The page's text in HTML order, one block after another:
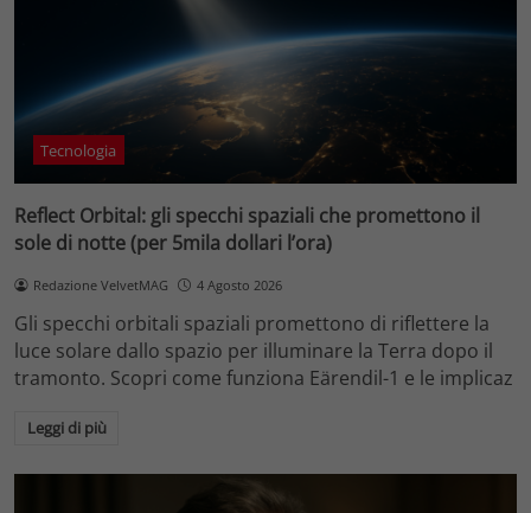
Tecnologia
Reflect Orbital: gli specchi spaziali che promettono il
sole di notte (per 5mila dollari l’ora)
Redazione VelvetMAG 4 Agosto 2026
Gli specchi orbitali spaziali promettono di riflettere la
luce solare dallo spazio per illuminare la Terra dopo il
tramonto. Scopri come funziona Eärendil-1 e le implicaz
Leggi di più